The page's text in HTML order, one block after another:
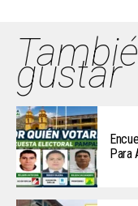
gustar
Para